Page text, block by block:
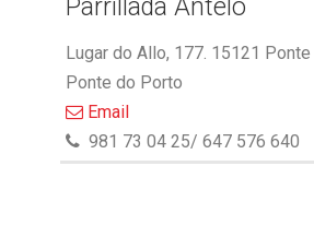
Parrillada Antelo
Lugar do Allo, 177. 15121
Ponte do Porto
Email
981 73 04 25/ 647 576 640